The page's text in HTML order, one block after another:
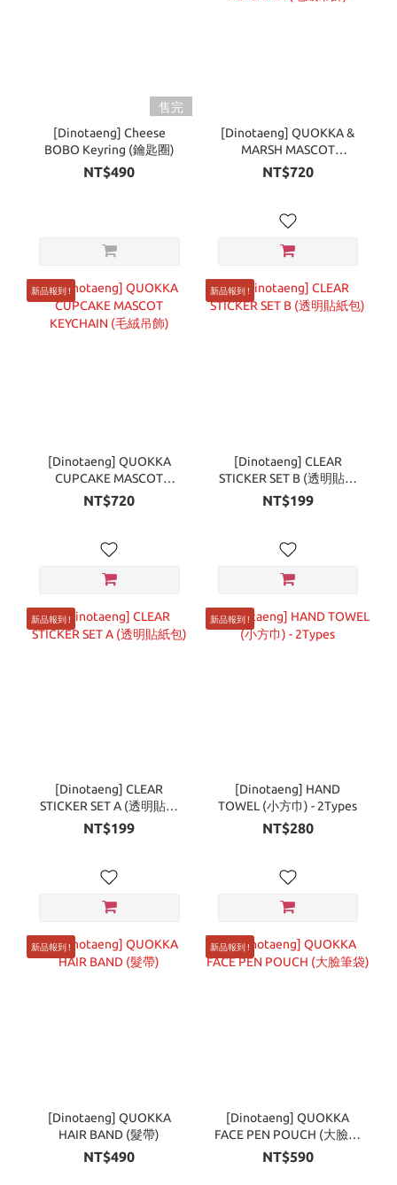
售完
[Dinotaeng] Cheese
BOBO Keyring (鑰匙圈)
NT$490
[Dinotaeng] QUOKKA &
MARSH MASCOT
KEYCHAIN (毛絨吊飾)
NT$720
新品報到 !
[Dinotaeng] QUOKKA
CUPCAKE MASCOT
KEYCHAIN (毛絨吊飾)
NT$720
新品報到 !
[Dinotaeng] CLEAR
STICKER SET B (透明貼紙
包)
NT$199
新品報到 !
[Dinotaeng] CLEAR
STICKER SET A (透明貼紙
包)
NT$199
新品報到 !
[Dinotaeng] HAND
TOWEL (小方巾) - 2Types
NT$280
新品報到 !
[Dinotaeng] QUOKKA
HAIR BAND (髮帶)
NT$490
新品報到 !
[Dinotaeng] QUOKKA
FACE PEN POUCH (大臉筆
袋)
NT$590